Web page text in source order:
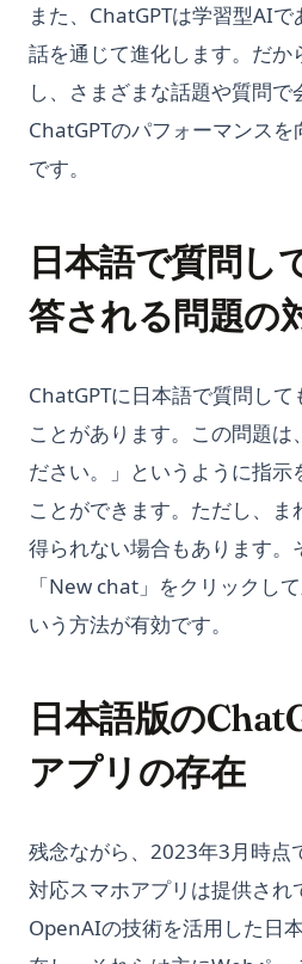
また、ChatGPTは学習型AI
話を通じて進化します。だか
し、さまざまな話題や質問で
ChatGPTのパフォーマンス
です。
日本語で質問し
答される問題の
ChatGPTに日本語で質問し
ことがあります。この問題は
ださい。」というように指示
ことができます。ただし、
得られない場合もあります。
「New chat」をクリックし
いう方法が有効です。
日本語版の
アプリの存在
残念ながら、2023年3月時点
対応スマホアプリは提供され
OpenAIの技術を活用した日